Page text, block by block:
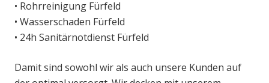
• Rohrreinigung Fürfeld
• Wasserschaden Fürfeld
• 24h Sanitärnotdienst Fürfeld
Damit sind sowohl wir als auch unsere Kunden auf